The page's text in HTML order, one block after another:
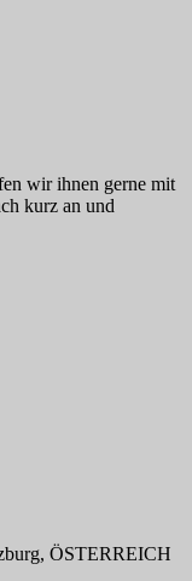
wir ihnen gerne mit
kurz an und
ÖSTERREICH